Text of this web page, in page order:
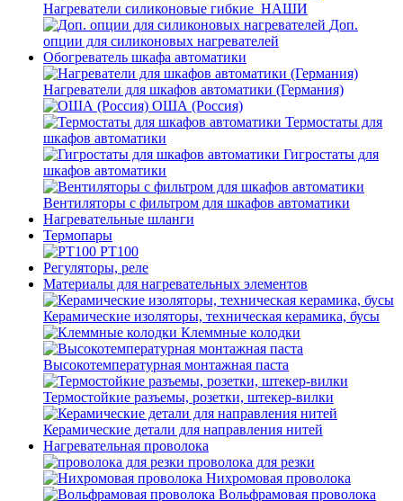
Нагреватели силиконовые гибкие_НАШИ
Доп.
опции для силиконовых нагревателей
Обогреватель шкафа автоматики
Нагреватели для шкафов автоматики (Германия)
ОША (Россия)
Термостаты для
шкафов автоматики
Гигростаты для
шкафов автоматики
Вентиляторы с фильтром для шкафов автоматики
Нагревательные шланги
Термопары
PT100
Регуляторы, реле
Материалы для нагревательных элементов
Керамические изоляторы, техническая керамика, бусы
Клеммные колодки
Высокотемпературная монтажная паста
Термостойкие разъемы, розетки, штекер-вилки
Керамические детали для направления нитей
Нагревательная проволока
проволока для резки
Нихромовая проволока
Вольфрамовая проволока